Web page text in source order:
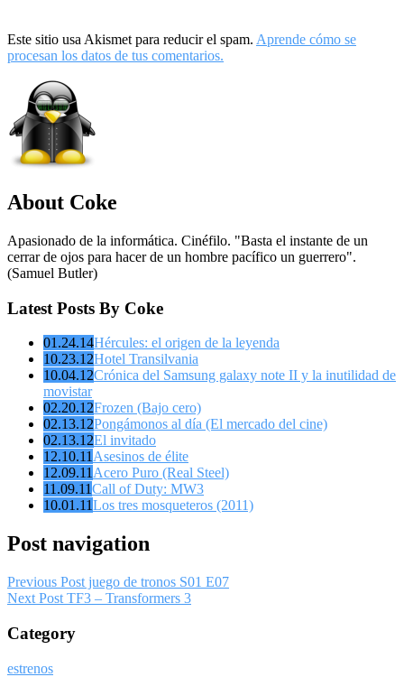
Este sitio usa Akismet para reducir el spam. Aprende cómo se
procesan los datos de tus comentarios.
About Coke
Apasionado de la informática. Cinéfilo. "Basta el instante de un
cerrar de ojos para hacer de un hombre pacífico un guerrero".
(Samuel Butler)
Latest Posts By Coke
01.24.14Hércules: el origen de la leyenda
10.23.12Hotel Transilvania
10.04.12Crónica del Samsung galaxy note II y la inutilidad de
movistar
02.20.12Frozen (Bajo cero)
02.13.12Pongámonos al día (El mercado del cine)
02.13.12El invitado
12.10.11 Asesinos de élite
12.09.11 Acero Puro (Real Steel)
11.09.11Call of Duty: MW3
10.01.11Los tres mosqueteros (2011)
Post navigation
Previous Post juego de tronos S01 E07
Next Post TF3 – Transformers 3
Category
estrenos